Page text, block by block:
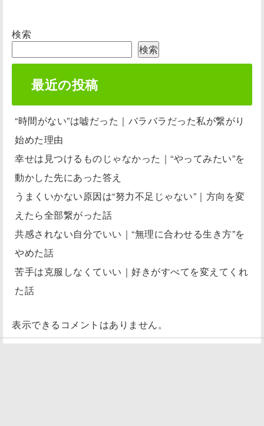
検索
検索
最近の投稿
“時間がない”は嘘だった｜バラバラだった私が繋がり
始めた理由
幸せは見つけるものじゃなかった｜“やってみたい”を
動かした先にあった答え
うまくいかない原因は“努力不足じゃない”｜方向を変
えたら全部繋がった話
共感されない自分でいい｜“無理に合わせる生き方”を
やめた話
苦手は克服しなくていい｜好きがすべてを変えてくれ
た話
表示できるコメントはありません。